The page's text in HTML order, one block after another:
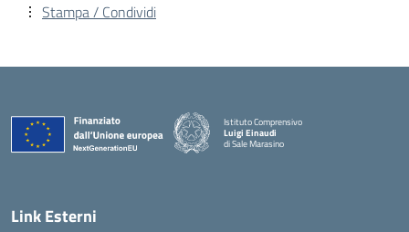
Stampa / Condividi
Istituto Comprensivo
Luigi Einaudi
di Sale Marasino
Link Esterni